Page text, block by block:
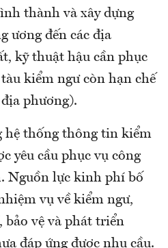
thành và xây dựng
ương đến các địa
kỹ thuật hậu cần phục
kiểm ngư còn hạn chế
phương).
hệ thống thông tin kiểm
yêu cầu phục vụ công
Nguồn lực kinh phí bố
vụ về kiểm ngư,
vệ và phát triển
đáp ứng được nhu cầu.